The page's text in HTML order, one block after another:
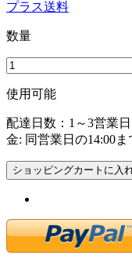
プラス送料
数量
使用可能
配達日数：1～3営業
金: 同営業日の14:00ま
ショッピングカートに入